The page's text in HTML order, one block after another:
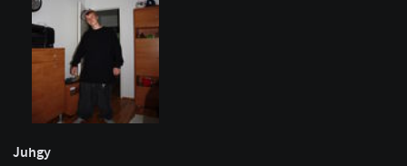
Juhgy